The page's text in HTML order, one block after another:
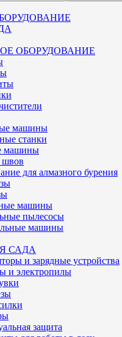
ОБОРУДОВАНИЕ
машины
станки
машины
швов
для алмазного бурения
машины
пылесосы
машины
САДА
и зарядные устройства
и электропилы
защита